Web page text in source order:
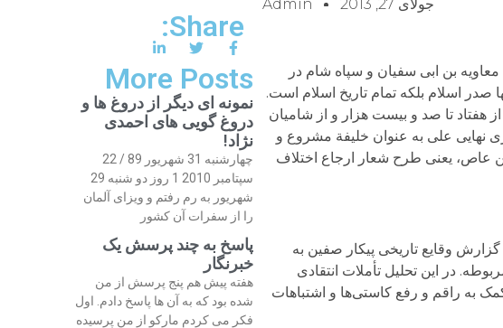
جولای 27, 2013 Admin
با معاویه بن ابی سفیان و سپاه شام در
صدر اسلام بلکه تمام تاریخ اسلام است.
هفتاد تا صد و بیست هزار و از شامیان
نهایی علی به عنوان خلیفة مشروع و
عاص، یعنی طرح شعار ارجاع اختلاف
وقایع تاریخی پیکار صفین به
در این تحلیل تأملات انتقادی
به راقم و رفع کاستی‌ها و اشتباهات
Share:
More Posts
نمونه ای دیگر از دروغ ها و
دروغ گویی های احمدی
نژاد!
چهارشنبه 31 شهریور 89 / 22
سپتامبر 2010 1 روز دو شنبه 29
شهریور به رم رفتم و ویزای آلمان
را از سفرات آن کشور
پاسخ به چند پرسش یک
خبرنگار
هفته پیش هم پنج پرسش از من
شده بود که به آن ها پاسخ دادم. اول
فکر می کردم مارکو از من پرسیده